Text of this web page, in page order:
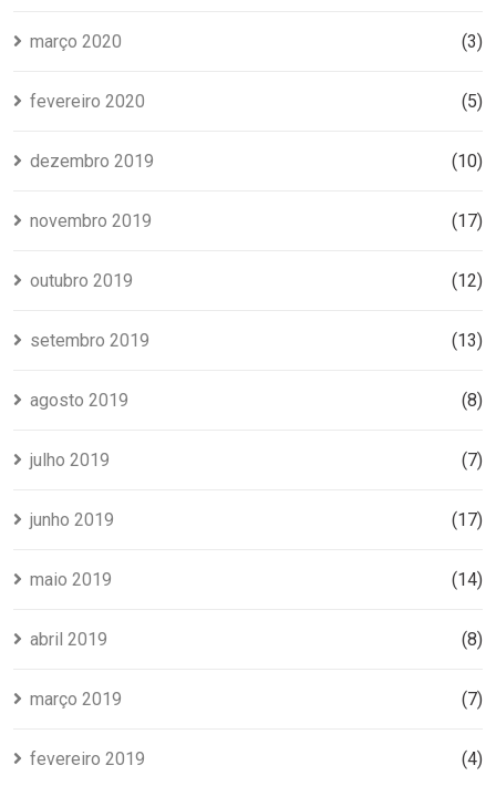
março 2020 (3)
fevereiro 2020 (5)
dezembro 2019 (10)
novembro 2019 (17)
outubro 2019 (12)
setembro 2019 (13)
agosto 2019 (8)
julho 2019 (7)
junho 2019 (17)
maio 2019 (14)
abril 2019 (8)
março 2019 (7)
fevereiro 2019 (4)